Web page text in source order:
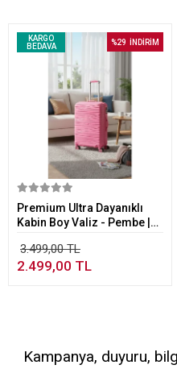
KARGO
BEDAVA
%29 İNDİRİM
Sepete Ekle
Premium Ultra Dayanıklı
Kabin Boy Valiz - Pembe |
3.499,00 TL
2.499,00 TL
Kampanya, duyuru,